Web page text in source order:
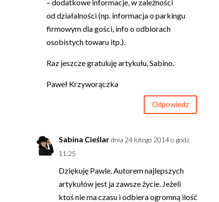
– dodatkowe informacje, w zależności
od działalności (np. informacja o parkingu
firmowym dla gości, info o odbiorach
osobistych towaru itp.).
Raz jeszcze gratuluję artykułu, Sabino.
Paweł Krzyworączka
Odpowiedz
Sabina Cieślardnia 24 lutego 2014 o godz.
11:25
Dziękuję Pawle. Autorem najlepszych
artykułów jest ja zawsze życie. Jeżeli
ktoś nie ma czasu i odbiera ogromną ilość